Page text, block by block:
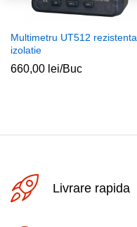
Multimetru UT512 rezistenta
izolatie
660,00 lei/Buc
Livrare rapida